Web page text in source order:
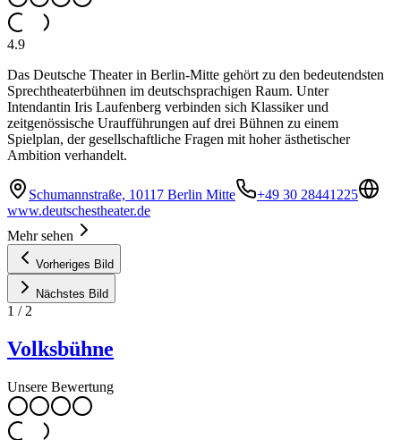
4.9
Das Deutsche Theater in Berlin-Mitte gehört zu den bedeutendsten
Sprechtheaterbühnen im deutschsprachigen Raum. Unter
Intendantin Iris Laufenberg verbinden sich Klassiker und
zeitgenössische Uraufführungen auf drei Bühnen zu einem
Spielplan, der gesellschaftliche Fragen mit hoher ästhetischer
Ambition verhandelt.
Schumannstraße, 10117 Berlin Mitte
+49 30 28441225
www.deutschestheater.de
Mehr sehen
Vorheriges Bild
Nächstes Bild
1 / 2
Volksbühne
Unsere Bewertung